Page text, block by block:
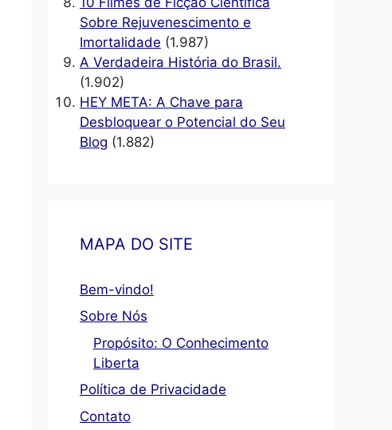
Sobre Rejuvenescimento e
Imortalidade (1.987)
A Verdadeira História do Brasil.
(1.902)
HEY META: A Chave para
Desbloquear o Potencial do Seu
Blog (1.882)
MAPA DO SITE
Bem-vindo!
Sobre Nós
Propósito: O Conhecimento
Liberta
Política de Privacidade
Contato